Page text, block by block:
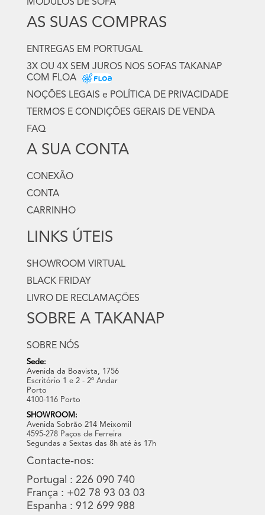
MÓDULOS DE SOFÁ
AS SUAS COMPRAS
ENTREGAS EM PORTUGAL
3X OU 4X SEM JUROS NOS SOFAS TAKANAP
COM FLOA
NOÇÕES LEGAIS e POLÍTICA DE PRIVACIDADE
TERMOS E CONDIÇÕES GERAIS DE VENDA
FAQ
A SUA CONTA
CONEXÃO
CONTA
CARRINHO
LINKS ÚTEIS
SHOWROOM VIRTUAL
BLACK FRIDAY
LIVRO DE RECLAMAÇÕES
SOBRE A TAKANAP
SOBRE NÓS
Sede:
Avenida da Boavista, 1756
Escritório 1 e 2 - 2º Andar
Porto
4100-116 Porto
SHOWROOM:
Avenida Sobrão 214 Meixomil
4595-278 Paços de Ferreira
Segundas a Sextas das 8h até às 17h
Contacte-nos:
Portugal : 226 090 740
França : +02 78 93 03 03
Espanha : 912 699 988